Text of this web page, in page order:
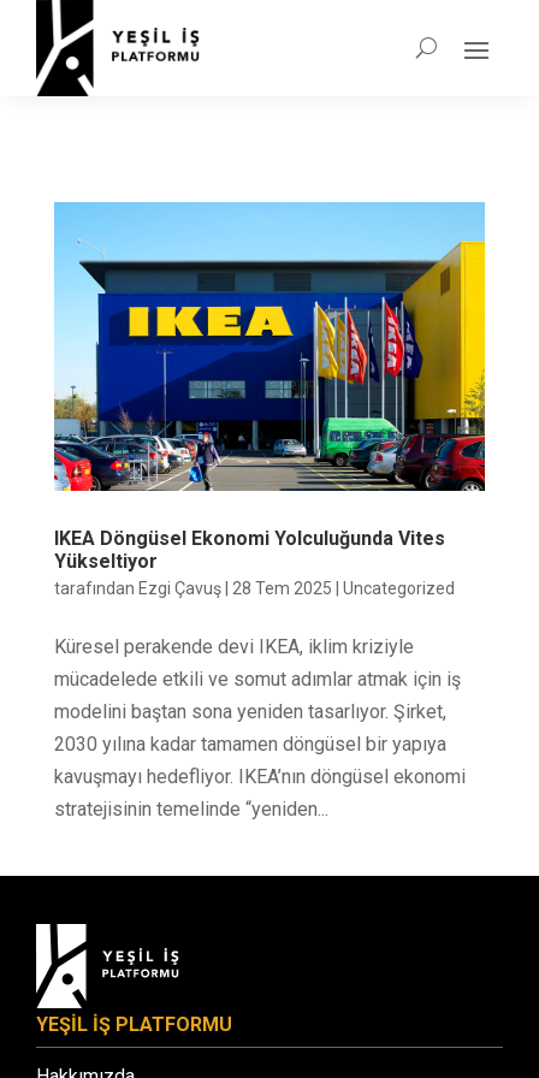
IKEA Döngüsel Ekonomi Yolculuğunda Vites
Yükseltiyor
tarafından Ezgi Çavuş| 28 Tem 2025 Uncategorized
Küresel perakende devi IKEA, iklim kriziyle
mücadelede etkili ve somut adımlar atmak için iş
modelini baştan sona yeniden tasarlıyor. Şirket,
2030 yılına kadar tamamen döngüsel bir yapıya
kavuşmayı hedefliyor. IKEA’nın döngüsel ekonomi
stratejisinin temelinde “yeniden...
YEŞİL İŞ PLATFORMU